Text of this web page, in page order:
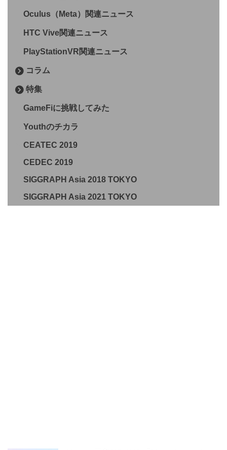
Oculus（Meta）関連ニュース
HTC Vive関連ニュース
PlayStationVR関連ニュース
コラム
特集
GameFiに挑戦してみた
Youthのチカラ
CEATEC 2019
CEDEC 2019
SIGGRAPH Asia 2018 TOKYO
SIGGRAPH Asia 2021 TOKYO